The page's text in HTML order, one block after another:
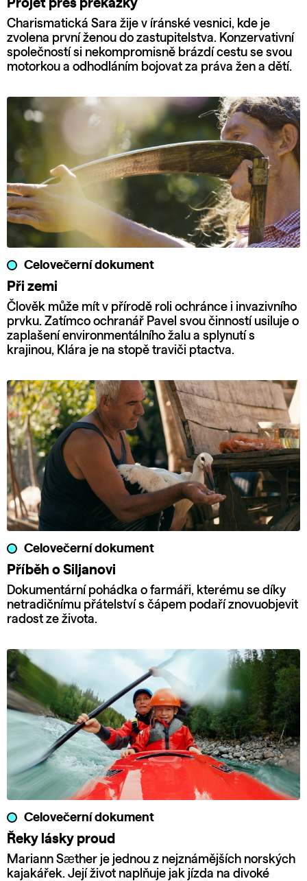
Projet přes překážky
Charismatická Sara žije v íránské vesnici, kde je
zvolena první ženou do zastupitelstva. Konzervativní
společností si nekompromisně brázdí cestu se svou
motorkou a odhodláním bojovat za práva žen a dětí.
Celovečerní dokument
Při zemi
Člověk může mít v přírodě roli ochránce i invazivního
prvku. Zatímco ochranář Pavel svou činností usiluje o
zaplašení environmentálního žalu a splynutí s
krajinou, Klára je na stopě traviči ptactva.
Celovečerní dokument
Příběh o Siljanovi
Dokumentární pohádka o farmáři, kterému se díky
netradičnímu přátelství s čápem podaří znovuobjevit
radost ze života.
Celovečerní dokument
Řeky lásky proud
Mariann Sæther je jednou z nejznámějších norských
kajakářek. Její život naplňuje jak jízda na divoké